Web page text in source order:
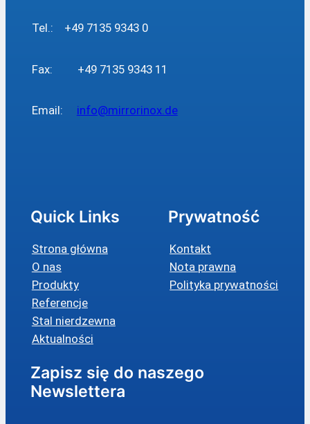
Tel.: +49 7135 9343 0
Fax: +49 7135 9343 11
Email: info@mirrorinox.de
Quick Links
Strona główna
O nas
Produkty
Referencje
Stal nierdzewna
Aktualności
Prywatność
Kontakt
Nota prawna
Polityka prywatności
Zapisz się do naszego
Newslettera